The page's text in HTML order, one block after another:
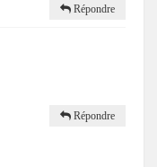
Répondre
Répondre